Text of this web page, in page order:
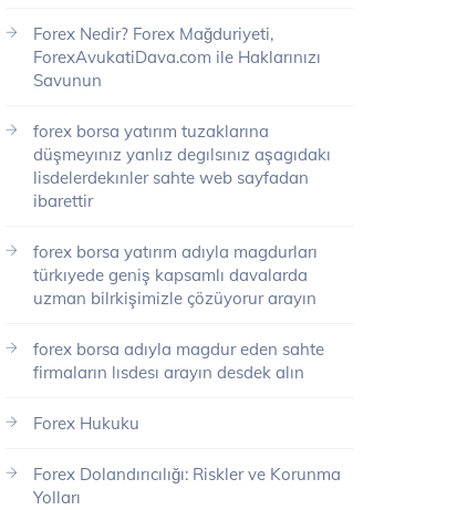
Forex Nedir? Forex Mağduriyeti,
ForexAvukatiDava.com ile Haklarınızı
Savunun
forex borsa yatırım tuzaklarına
düşmeyınız yanlız degılsınız aşagıdakı
lisdelerdekınler sahte web sayfadan
ibarettir
forex borsa yatırım adıyla magdurları
türkıyede geniş kapsamlı davalarda
uzman bilrkişimizle çözüyorur arayın
forex borsa adıyla magdur eden sahte
firmaların lısdesı arayın desdek alın
Forex Hukuku
Forex Dolandırıcılığı: Riskler ve Korunma
Yolları